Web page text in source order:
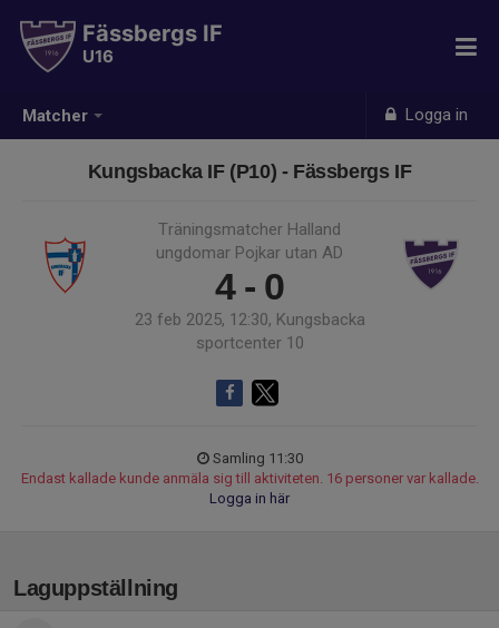
Matcher Logga in
Fässbergs IF
U16
Kungsbacka IF (P10) - Fässbergs IF
Träningsmatcher Halland
ungdomar Pojkar utan AD
4 - 0
23 feb 2025, 12:30, Kungsbacka
sportcenter 10
Samling 11:30
Endast kallade kunde anmäla sig till aktiviteten. 16 personer var kallade.
Logga in här
Laguppställning